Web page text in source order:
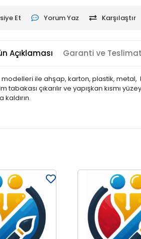
Et Yorum Yaz Karşılaştır
Açıklaması Garanti ve Teslimat
modelleri ile ahşap, karton, plastik,
çıkarılır ve yapışkan kısmı